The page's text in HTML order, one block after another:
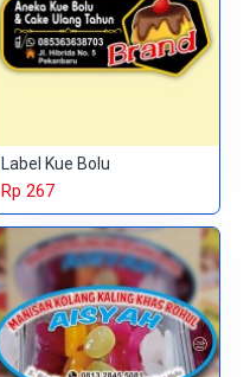
Label Kue Bolu
Rp 267